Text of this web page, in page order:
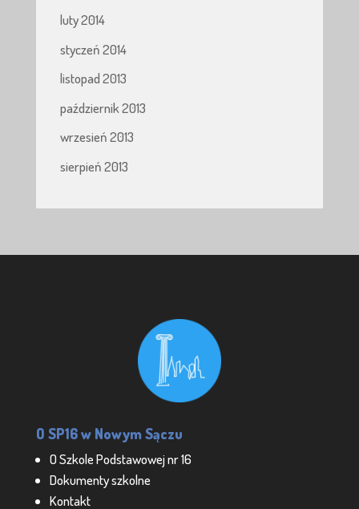
luty 2014
styczeń 2014
listopad 2013
październik 2013
wrzesień 2013
sierpień 2013
O SP16 w Nowym Sączu
O Szkole Podstawowej nr 16
Dokumenty szkolne
Kontakt